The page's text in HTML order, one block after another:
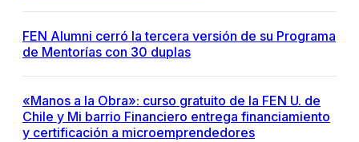
FEN Alumni cerró la tercera versión de su Programa
de Mentorías con 30 duplas
«Manos a la Obra»: curso gratuito de la FEN U. de
Chile y Mi barrio Financiero entrega financiamiento
y certificación a microemprendedores